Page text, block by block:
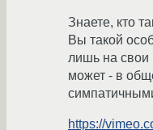
Знаете, кто
Вы такой
лишь на свои
может - в
https://